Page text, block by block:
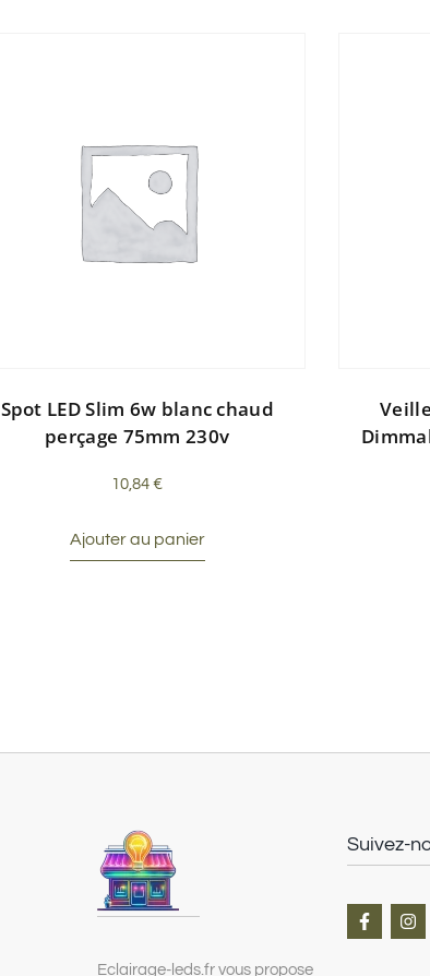
Spot LED Slim 6w blanc chaud
perçage 75mm 230v
10,84€
Ajouter au panier
Eclairage-leds.fr vous propose
Suivez-